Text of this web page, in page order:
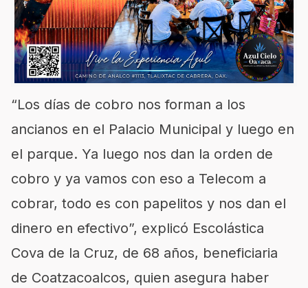
“Los días de cobro nos forman a los
ancianos en el Palacio Municipal y luego en
el parque. Ya luego nos dan la orden de
cobro y ya vamos con eso a Telecom a
cobrar, todo es con papelitos y nos dan el
dinero en efectivo”, explicó Escolástica
Cova de la Cruz, de 68 años, beneficiaria
de Coatzacoalcos, quien asegura haber